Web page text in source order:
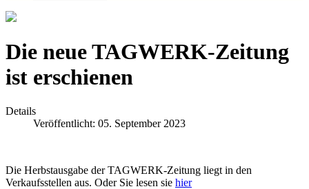
Die neue TAGWERK-Zeitung
ist erschienen
Details
Veröffentlicht: 05. September 2023
Die Herbstausgabe der TAGWERK-Zeitung liegt in den
Verkaufsstellen aus. Oder Sie lesen sie hier